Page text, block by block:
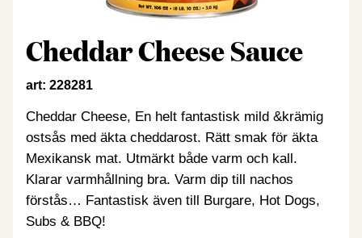
Cheddar Cheese Sauce
art: 228281
Cheddar Cheese, En helt fantastisk mild &krämig
ostsås med äkta cheddarost. Rätt smak för äkta
Mexikansk mat. Utmärkt både varm och kall.
Klarar varmhållning bra. Varm dip till nachos
förstås… Fantastisk även till Burgare, Hot Dogs,
Subs & BBQ!